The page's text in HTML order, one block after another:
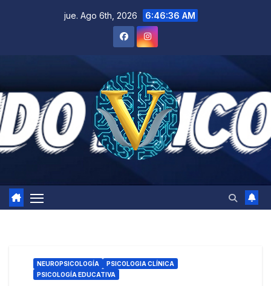
jue. Ago 6th, 2026 6:46:37 AM
NEUROPSICOLOGÍA
PSICOLOGIA CLÍNICA
PSICOLOGÍA EDUCATIVA